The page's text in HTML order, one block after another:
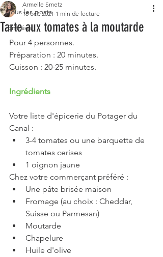
Tous les posts
Entrées
Tarte aux tomates à la moutarde
Armelle Smetz
18 oct. 2021 1 min de lecture
Pour 4 personnes.
Préparation : 20 minutes.
Cuisson : 20-25 minutes.
Ingrédients
Votre liste d'épicerie du Potager du
Canal :
3-4 tomates ou une barquette de
tomates cerises
1 oignon jaune
Chez votre commerçant préféré :
Une pâte brisée maison
Fromage (au choix : Cheddar,
Suisse ou Parmesan)
Moutarde
Chapelure
Huile d'olive